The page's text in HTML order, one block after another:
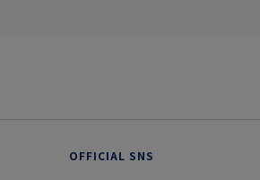
OFFICIAL SNS